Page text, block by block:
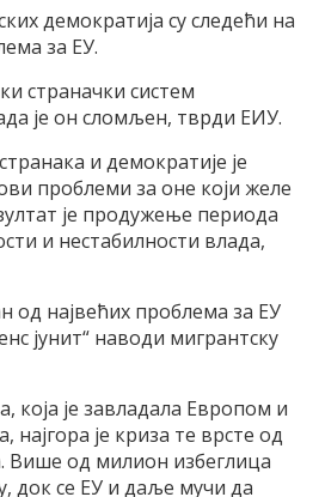
демократија су следећи на
за ЕУ.
страначки систем
је он сломљен, тврди ЕИУ.
и демократије је
проблеми за оне који желе
је продужење периода
и нестабилности влада,
од највећих проблема за ЕУ
јунит“ наводи мигрантску
која је завладала Европом и
најгора је криза те врсте од
Више од милион избеглица
док се ЕУ и даље мучи да